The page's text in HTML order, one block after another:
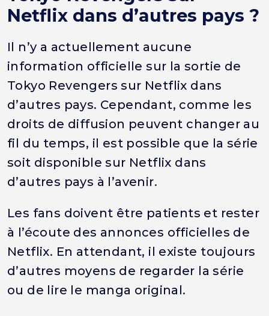
Netflix dans d’autres pays ?
Il n’y a actuellement aucune
information officielle sur la sortie de
Tokyo Revengers sur Netflix dans
d’autres pays. Cependant, comme les
droits de diffusion peuvent changer au
fil du temps, il est possible que la série
soit disponible sur Netflix dans
d’autres pays à l’avenir.
Les fans doivent être patients et rester
à l’écoute des annonces officielles de
Netflix. En attendant, il existe toujours
d’autres moyens de regarder la série
ou de lire le manga original.